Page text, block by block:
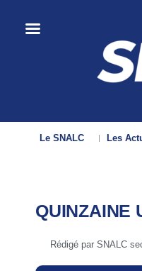
Le SNALC Les
QUINZAINE
Rédigé par SNALC